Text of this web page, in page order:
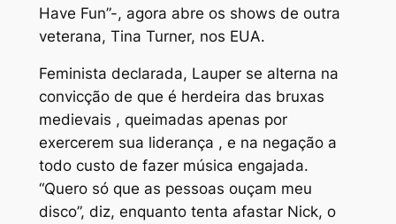
Have Fun”-, agora abre os shows de outra
veterana, Tina Turner, nos EUA.
Feminista declarada, Lauper se alterna na
convicção de que é herdeira das bruxas
medievais , queimadas apenas por
exercerem sua liderança , e na negação a
todo custo de fazer música engajada.
“Quero só que as pessoas ouçam meu
disco”, diz, enquanto tenta afastar Nick, o